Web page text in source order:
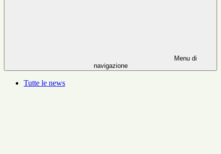
Menu di
navigazione
Tutte le news